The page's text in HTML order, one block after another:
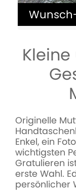
Originelle
Enkel, ein
wichtigsten
Gratulieren
erste Wahl.
persönlicher